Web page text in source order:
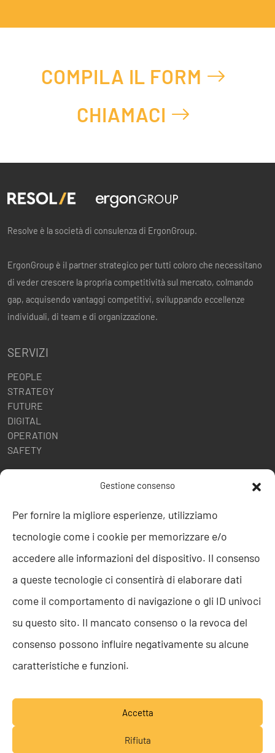
Gestione consenso
Per fornire la migliore esperienze, utilizziamo
tecnologie come i cookie per memorizzare e/o
accedere alle informazioni del dispositivo. Il consenso
a queste tecnologie ci consentirà di elaborare dati
come il comportamento di navigazione o gli ID univoci
su questo sito. Il mancato consenso o la revoca del
consenso possono influire negativamente su alcune
caratteristiche e funzioni.
Accetta
Rifiuta
COMPILA IL FORM
CHIAMACI
Resolve è la società di consulenza di ErgonGroup.
ErgonGroup è il partner strategico per tutti coloro che necessitano
di veder crescere la propria competitività sul mercato, colmando
gap, acquisendo vantaggi competitivi, sviluppando eccellenze
individuali, di team e di organizzazione.
SERVIZI
PEOPLE
STRATEGY
FUTURE
DIGITAL
OPERATION
SAFETY
POLITICHE AZIENDALI
ISO 9001
ISO 27001
Codice etico
Segnalazione Whistleblowing
Politica per la Parità di Genere
Politica per la sicurezza delle informazioni
TEAM RESOLVE